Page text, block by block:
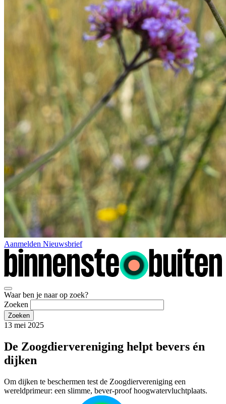
Aanmelden Nieuwsbrief
Waar ben je naar op zoek?
Zoeken
13 mei 2025
De Zoogdiervereniging helpt bevers én
dijken
Om dijken te beschermen test de Zoogdiervereniging een
wereldprimeur: een slimme, bever-proof hoogwatervluchtplaats.